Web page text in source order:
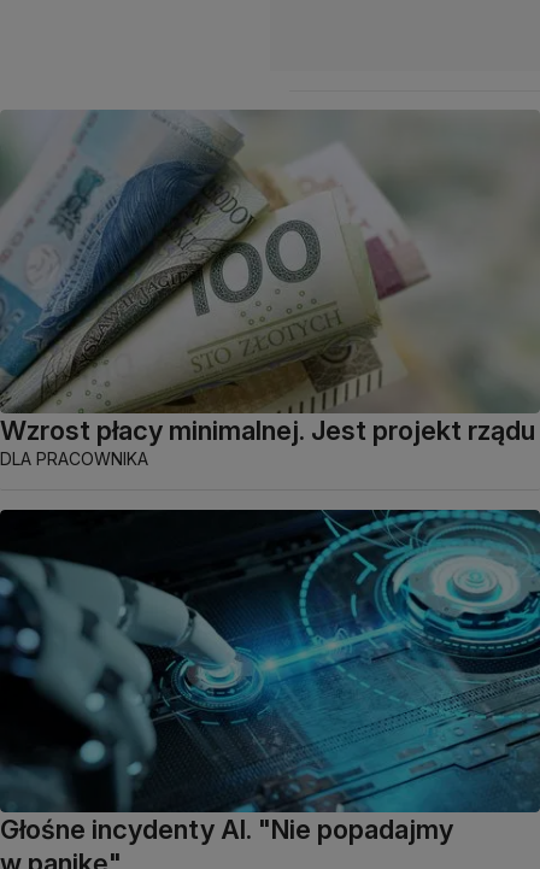
Wzrost płacy minimalnej. Jest projekt rządu
DLA PRACOWNIKA
Głośne incydenty AI. "Nie popadajmy
w panikę"